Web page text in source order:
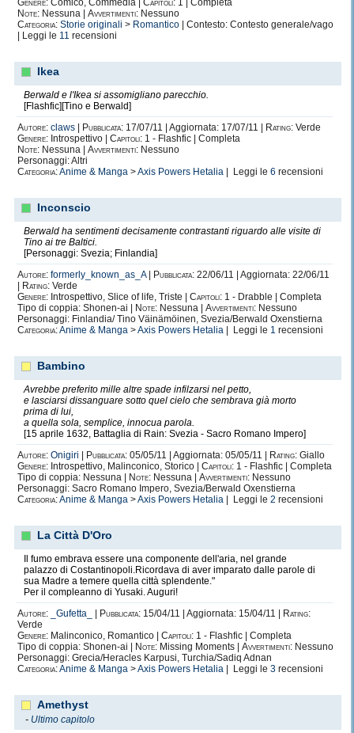
Genere: Comico, Commedia | Capitoli: 1 | Completa
Note: Nessuna | Avvertimenti: Nessuno
Categoria: Storie originali > Romantico | Contesto: Contesto generale/vago
| Leggi le 11 recensioni
Ikea
Berwald e l'Ikea si assomigliano parecchio.
[Flashfic][Tino e Berwald]
Autore: claws Pubblicata: 17/07/11 | Aggiornata: 17/07/11 | Rating: Verde
Genere: Introspettivo | Capitoli: 1 - Flashfic | Completa
Note: Nessuna | Avvertimenti: Nessuno
Personaggi: Altri
Categoria:Anime & Manga >Axis Powers Hetalia | Leggi le 6 recensioni
Inconscio
Berwald ha sentimenti decisamente contrastanti riguardo alle visite di
Tino ai tre Baltici.
[Personaggi: Svezia; Finlandia]
Autore: formerly_known_as_A| Pubblicata: 22/06/11 | Aggiornata: 22/06/11
Rating: Verde
Genere: Introspettivo, Slice of life, Triste | Capitoli: 1 - Drabble | Completa
Tipo di coppia: Shonen-ai |
Note: Nessuna | Avvertimenti: Nessuno
Personaggi: Finlandia/ Tino Väinämöinen, Svezia/Berwald Oxenstierna
Categoria:Anime & Manga >Axis Powers Hetalia | Leggi le 1 recensioni
Bambino
Avrebbe preferito mille altre spade infilzarsi nel petto,
e lasciarsi dissanguare sotto quel cielo che sembrava già morto
prima di lui,
a quella sola, semplice, innocua parola.
[15 aprile 1632, Battaglia di Rain: Svezia - Sacro Romano Impero]
Autore: Onigiri Pubblicata: 05/05/11 | Aggiornata: 05/05/11 | Rating: Giallo
Genere: Introspettivo, Malinconico, Storico | Capitoli: 1 - Flashfic | Completa
Tipo di coppia: Nessuna |
Note: Nessuna | Avvertimenti: Nessuno
Personaggi: Sacro Romano Impero, Svezia/Berwald Oxenstierna
Categoria:Anime & Manga >Axis Powers Hetalia | Leggi le 2 recensioni
La Città D'Oro
Il fumo embrava essere una componente dell'aria, nel grande
palazzo di Costantinopoli.Ricordava di aver imparato dalle parole di
sua Madre a temere quella città splendente."
Per il compleanno di Yusaki. Auguri!
Autore:
_Gufetta_ Pubblicata: 15/04/11 | Aggiornata: 15/04/11 |
Rating:
Verde
Genere: Malinconico, Romantico | Capitoli: 1 - Flashfic | Completa
Tipo di coppia: Shonen-ai |
Note: Missing Moments | Avvertimenti: Nessuno
Personaggi: Grecia/Heracles Karpusi, Turchia/Sadiq Adnan
Categoria:Anime & Manga >Axis Powers Hetalia | Leggi le 3 recensioni
Amethyst
- Ultimo capitolo